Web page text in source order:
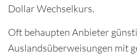
Dollar Wechselkurs.
Oft behaupten Anbieter
Auslandsüberweisungen mit